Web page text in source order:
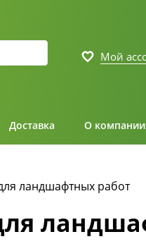
Мой
Доставка О компании
ландшафтных работ